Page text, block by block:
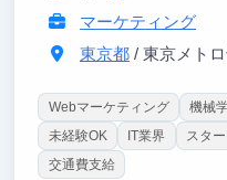
マーケティング
東京都/ 東京メトロ千代
Webマーケティング 機械
未経験OK
IT業界 スタ
交通費支給